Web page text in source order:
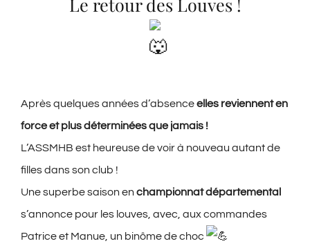
Après quelques années d’absenceelles reviennent en
force et plus déterminées que jamais !
L’ASSMHB est heureuse de voir à nouveau autant de
filles dans son club !
Une superbe saison en championnat départemental
s’annonce pour les louves, avec, aux commandes
Patrice et Manue, un binôme de choc